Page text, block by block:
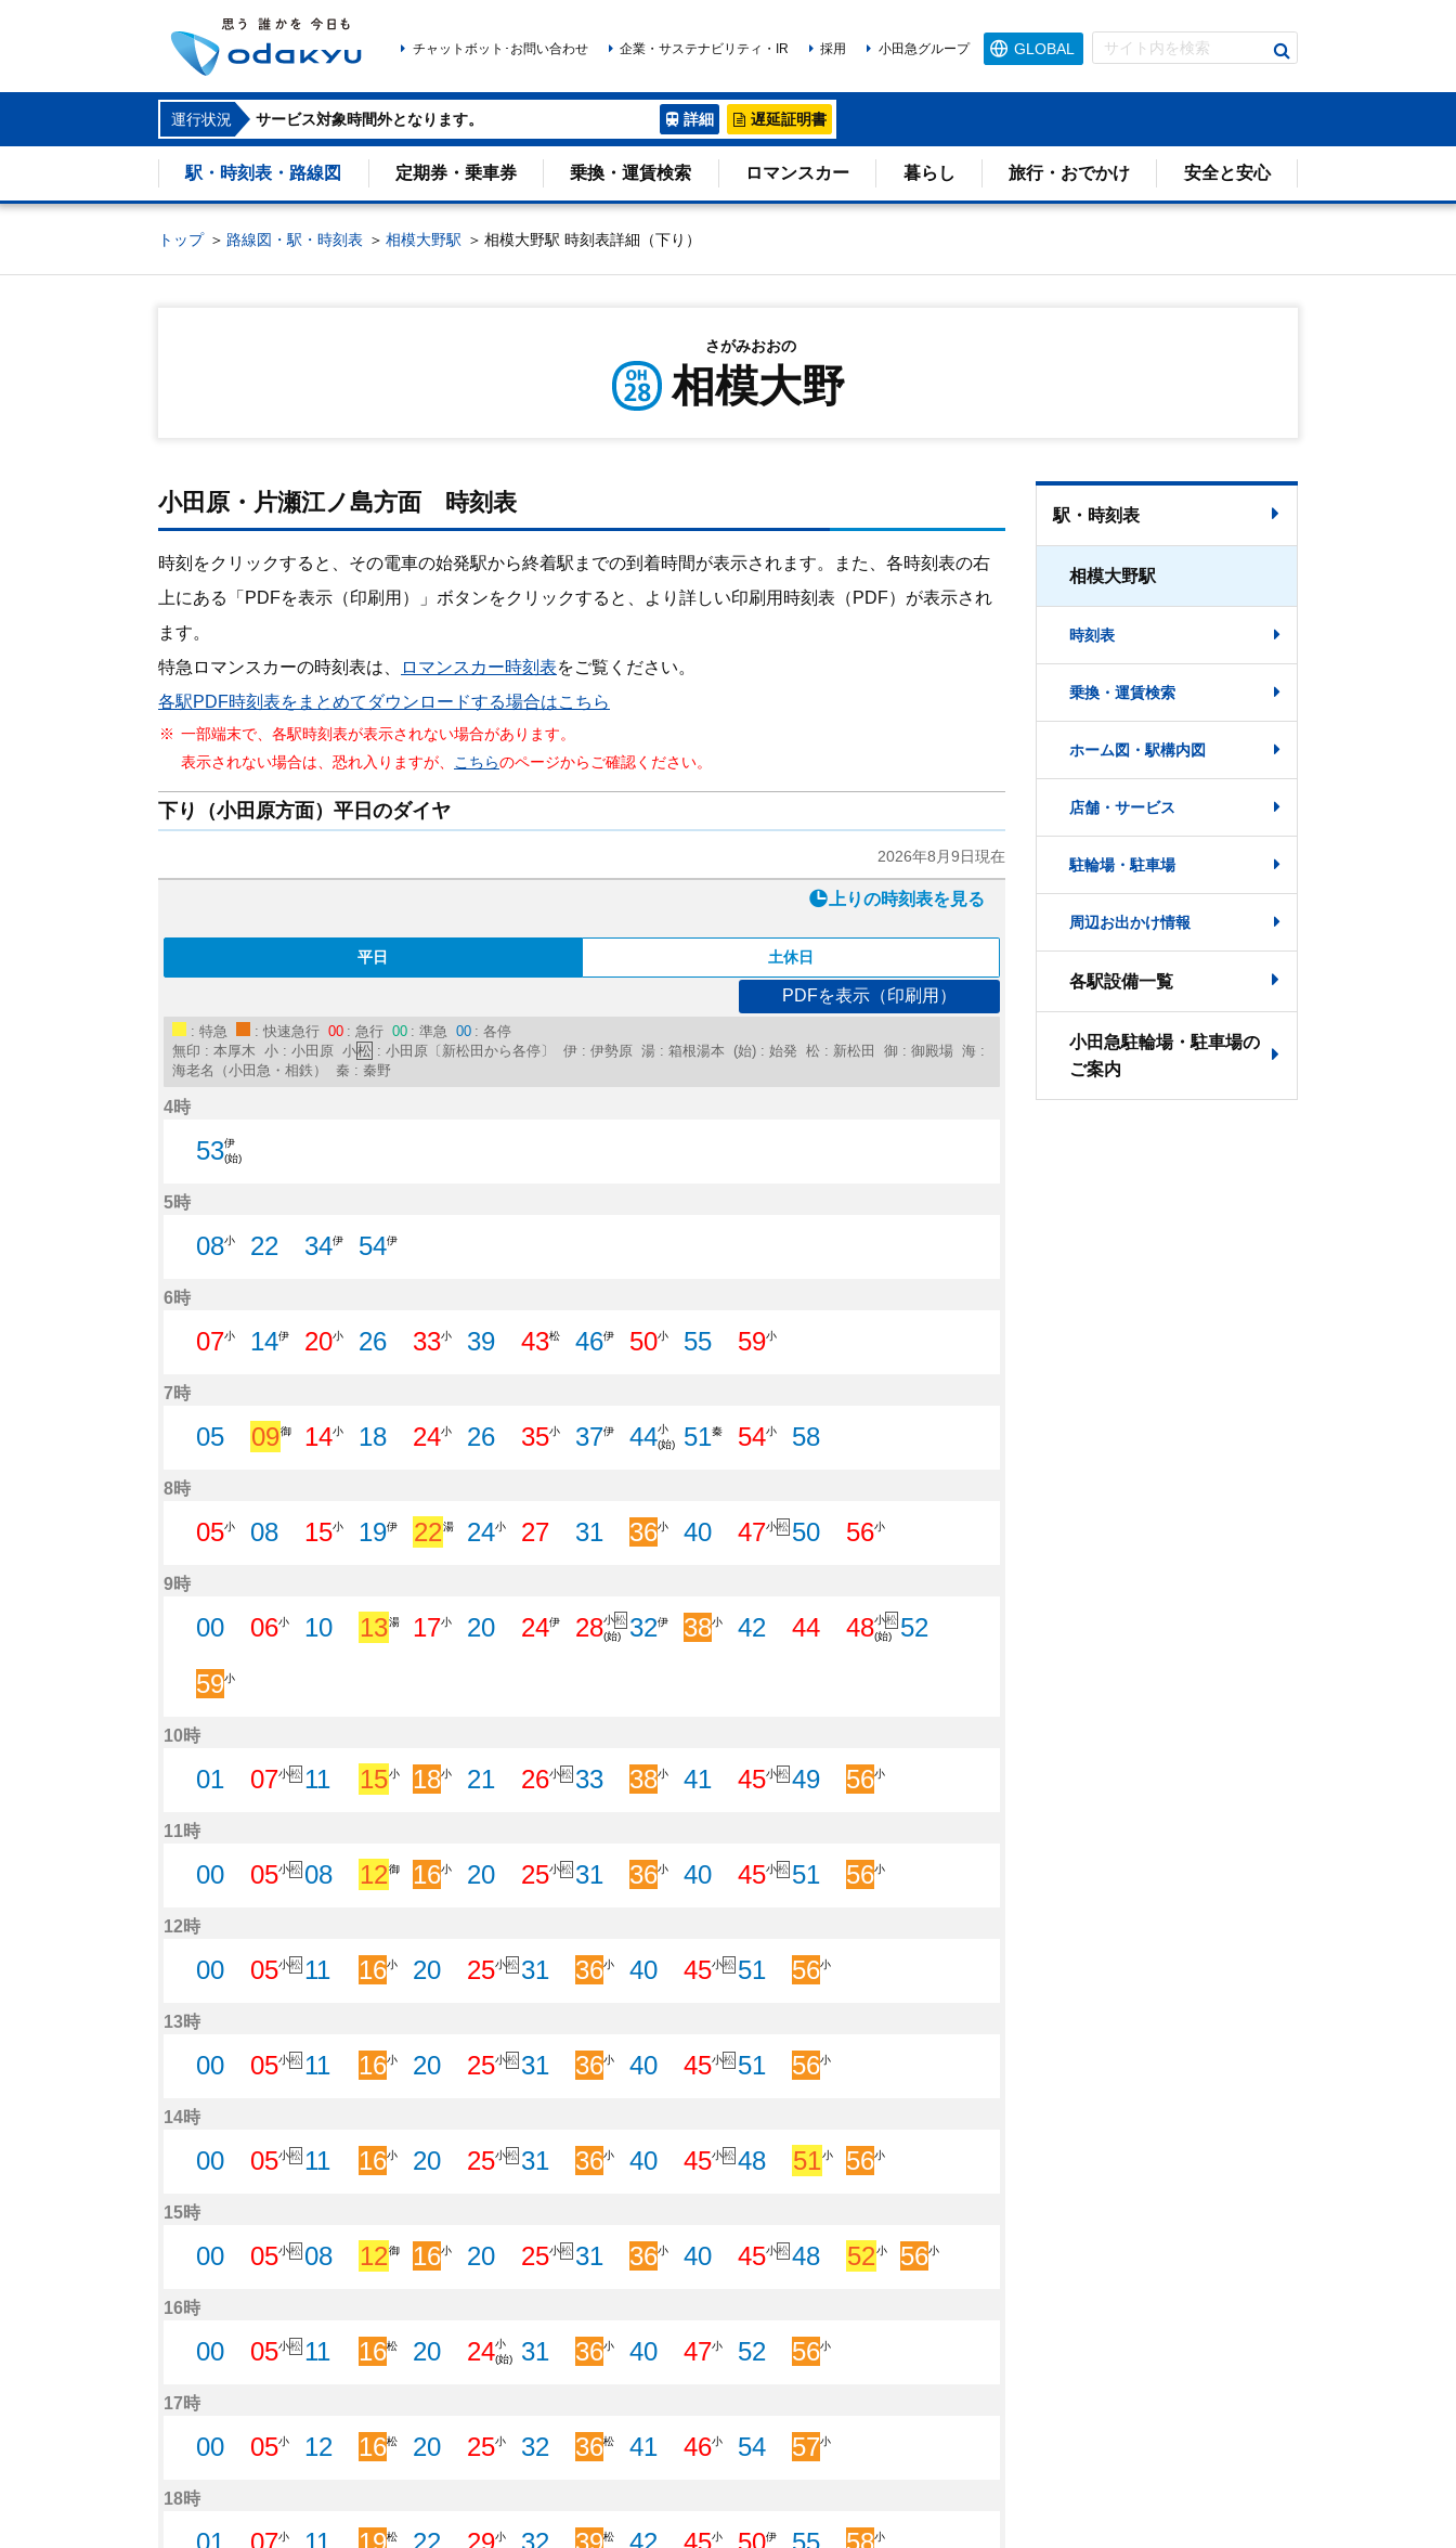
GLOBAL
運行状況 サービス対象時間外となります。 詳細 遅延証明書
駅・時刻表・路線図 定期券・乗車券 乗換・運賃検索 ロマンスカー 暮らし 旅行・おでかけ 安全と安心
検
る
チャットボット･お問い合わせ 企業・サステナビリティ・IR 採用 小田急グループ
トップ 路線図・駅・時刻表 相模大野駅 相模大野駅 時刻表詳細（下り）
さがみおおの
相模大野
小田原・片瀬江ノ島方面 時刻表
時刻をクリックすると、その電車の始発駅から終着駅までの到着時間が表示されます。また、各時刻表の右
上にある「PDFを表⽰（印刷⽤）」ボタンをクリックすると、より詳しい印刷用時刻表（PDF）が表示され
ます。
特急ロマンスカーの時刻表は、
ロマンスカー時刻表をご覧ください。
各駅PDF時刻表をまとめてダウンロードする場合はこちら
一部端末で、各駅時刻表が表示されない場合があります。
表示されない場合は、恐れ入りますが、
こちらのページからご確認ください。
駅・時刻表
相模大野駅
時刻表
乗換・運賃検索
ホーム図・駅構内図
店舗・サービス
駐輪場・駐車場
周辺お出かけ情報
各駅設備一覧
小田急駐輪場・駐車場の
ご案内